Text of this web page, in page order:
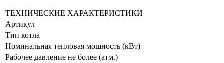
ТЕХНИЧЕСКИЕ ХАРАКТЕРИСТИКИ
Артикул
Тип котла
Номинальная тепловая мощность (кВт)
Рабочее давление не более (атм.)